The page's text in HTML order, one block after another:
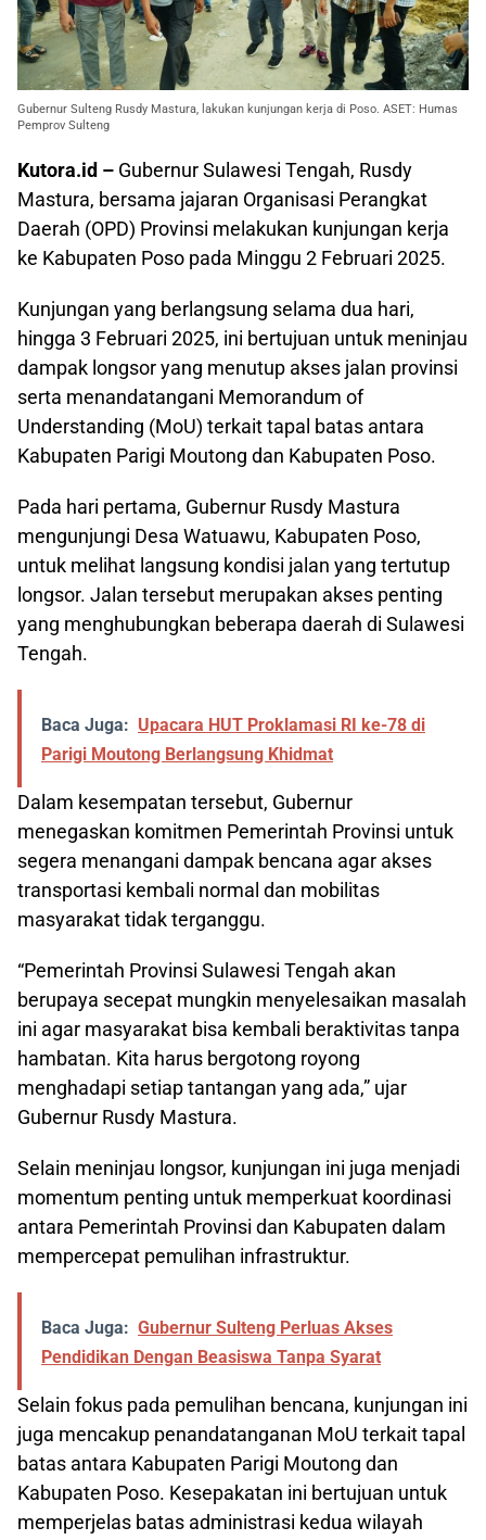
Gubernur Sulteng Rusdy Mastura, lakukan kunjungan kerja di Poso. ASET: Humas
Pemprov Sulteng
Kutora.id – Gubernur Sulawesi Tengah, Rusdy
Mastura, bersama jajaran Organisasi Perangkat
Daerah (OPD) Provinsi melakukan kunjungan kerja
ke Kabupaten Poso pada Minggu 2 Februari 2025.
Kunjungan yang berlangsung selama dua hari,
hingga 3 Februari 2025, ini bertujuan untuk meninjau
dampak longsor yang menutup akses jalan provinsi
serta menandatangani Memorandum of
Understanding (MoU) terkait tapal batas antara
Kabupaten Parigi Moutong dan Kabupaten Poso.
Pada hari pertama, Gubernur Rusdy Mastura
mengunjungi Desa Watuawu, Kabupaten Poso,
untuk melihat langsung kondisi jalan yang tertutup
longsor. Jalan tersebut merupakan akses penting
yang menghubungkan beberapa daerah di Sulawesi
Tengah.
Baca Juga: Upacara HUT Proklamasi RI ke-78 di
Parigi Moutong Berlangsung Khidmat
Dalam kesempatan tersebut, Gubernur
menegaskan komitmen Pemerintah Provinsi untuk
segera menangani dampak bencana agar akses
transportasi kembali normal dan mobilitas
masyarakat tidak terganggu.
“Pemerintah Provinsi Sulawesi Tengah akan
berupaya secepat mungkin menyelesaikan masalah
ini agar masyarakat bisa kembali beraktivitas tanpa
hambatan. Kita harus bergotong royong
menghadapi setiap tantangan yang ada,” ujar
Gubernur Rusdy Mastura.
Selain meninjau longsor, kunjungan ini juga menjadi
momentum penting untuk memperkuat koordinasi
antara Pemerintah Provinsi dan Kabupaten dalam
mempercepat pemulihan infrastruktur.
Baca Juga: Gubernur Sulteng Perluas Akses
Pendidikan Dengan Beasiswa Tanpa Syarat
Selain fokus pada pemulihan bencana, kunjungan ini
juga mencakup penandatanganan MoU terkait tapal
batas antara Kabupaten Parigi Moutong dan
Kabupaten Poso. Kesepakatan ini bertujuan untuk
memperjelas batas administrasi kedua wilayah